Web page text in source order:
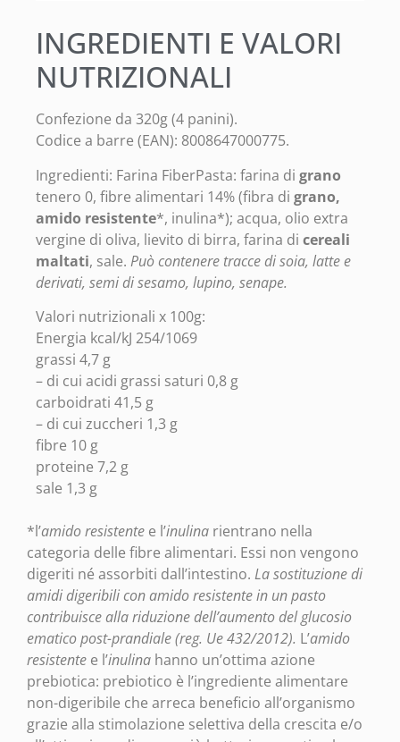
INGREDIENTI E VALORI
NUTRIZIONALI
Confezione da 320g (4 panini).
Codice a barre (EAN): 8008647000775.
Ingredienti: Farina FiberPasta: farina di grano
tenero 0, fibre alimentari 14% (fibra di grano,
amido resistente*, inulina*); acqua, olio extra
vergine di oliva, lievito di birra, farina di cereali
maltati, sale. Può contenere tracce di soia, latte e
derivati, semi di sesamo, lupino, senape.
Valori nutrizionali x 100g:
Energia kcal/kJ 254/1069
grassi 4,7 g
– di cui acidi grassi saturi 0,8 g
carboidrati 41,5 g
– di cui zuccheri 1,3 g
fibre 10 g
proteine 7,2 g
sale 1,3 g
*l’amido resistente e l’inulina rientrano nella
categoria delle fibre alimentari. Essi non vengono
digeriti né assorbiti dall’intestino. La sostituzione di
amidi digeribili con amido resistente in un pasto
contribuisce alla riduzione dell’aumento del glucosio
ematico post-prandiale (reg. Ue 432/2012). L’amido
resistente e l’inulina hanno un’ottima azione
prebiotica: prebiotico è l’ingrediente alimentare
non-digeribile che arreca beneficio all’organismo
grazie alla stimolazione selettiva della crescita e/o